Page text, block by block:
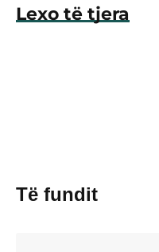
Lexo të tjera
Të fundit